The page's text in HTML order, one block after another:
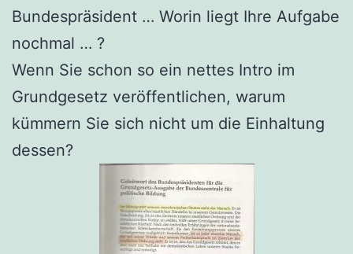
Bundespräsident … Worin liegt Ihre Aufgabe
nochmal … ?
Wenn Sie schon so ein nettes Intro im
Grundgesetz veröffentlichen, warum
kümmern Sie sich nicht um die Einhaltung
dessen?